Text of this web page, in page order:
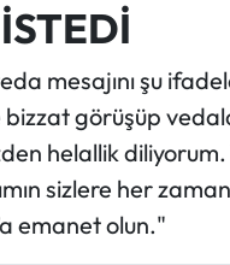
mesajını şu
görüşüp
helallik
sizlere her
emanet olun."